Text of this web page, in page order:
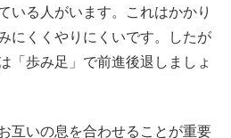
いる人がいます。これはかかり
にくくやりにくいです。したが
「歩み足」で前進後退しましょ
互いの息を合わせることが重要